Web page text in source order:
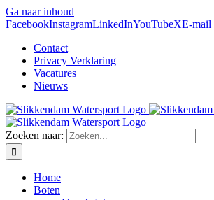
Ga naar inhoud
FacebookInstagramLinkedInYouTubeXE-mail
Contact
Privacy Verklaring
Vacatures
Nieuws
Zoeken naar:
Home
Boten